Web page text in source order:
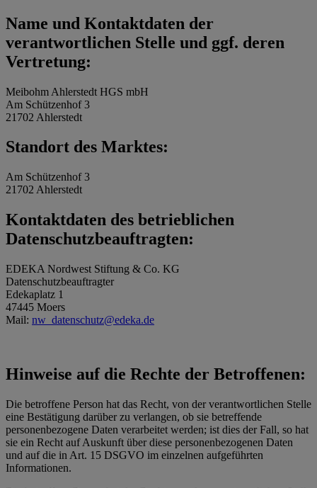
Name und Kontaktdaten der
verantwortlichen Stelle und ggf. deren
Vertretung:
Meibohm Ahlerstedt HGS mbH
Am Schützenhof 3
21702 Ahlerstedt
Standort des Marktes:
Am Schützenhof 3
21702 Ahlerstedt
Kontaktdaten des betrieblichen
Datenschutzbeauftragten:
EDEKA Nordwest Stiftung & Co. KG
Datenschutzbeauftragter
Edekaplatz 1
47445 Moers
Mail: nw_datenschutz@edeka.de
Hinweise auf die Rechte der Betroffenen:
Die betroffene Person hat das Recht, von der verantwortlichen Stelle
eine Bestätigung darüber zu verlangen, ob sie betreffende
personenbezogene Daten verarbeitet werden; ist dies der Fall, so hat
sie ein Recht auf Auskunft über diese personenbezogenen Daten
und auf die in Art. 15 DSGVO im einzelnen aufgeführten
Informationen.